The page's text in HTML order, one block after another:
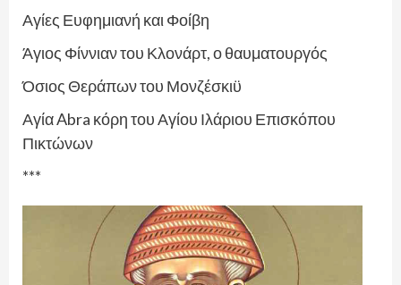
Αγίες Ευφημιανή και Φοίβη
Άγιος Φίννιαν του Κλονάρτ, ο θαυματουργός
Όσιος Θεράπων του Μονζέσκιϋ
Αγία Abra κόρη του Αγίου Ιλάριου Επισκόπου
Πικτώνων
***